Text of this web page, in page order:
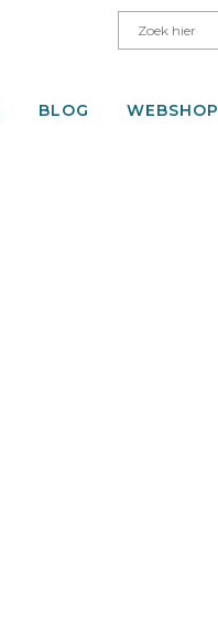
BLOG WEBSHOP